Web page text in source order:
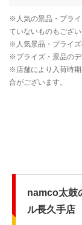
namco太鼓
ル長久手店